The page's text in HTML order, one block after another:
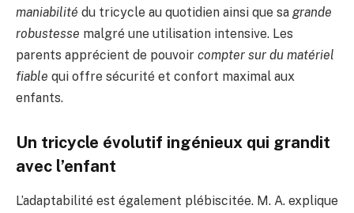
maniabilité du tricycle au quotidien ainsi que sa grande
robustesse malgré une utilisation intensive. Les
parents apprécient de pouvoir compter sur du matériel
fiable qui offre sécurité et confort maximal aux
enfants.
Un tricycle évolutif ingénieux qui grandit
avec l’enfant
L’adaptabilité est également plébiscitée. M. A. explique